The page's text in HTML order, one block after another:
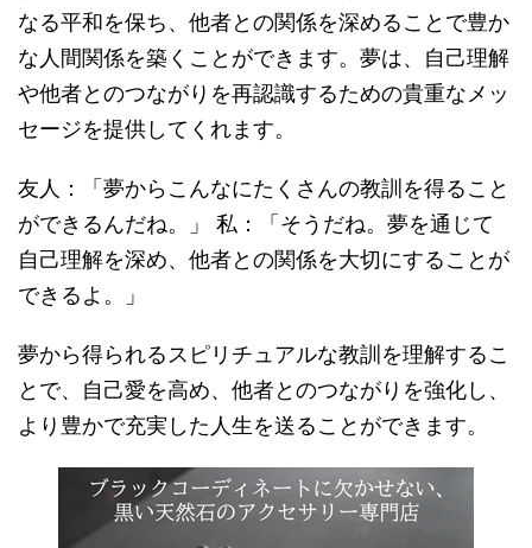
なる平和を保ち、他者との関係を深めることで豊か
な人間関係を築くことができます。夢は、自己理解
や他者とのつながりを再認識するための貴重なメッ
セージを提供してくれます。
友人：「夢からこんなにたくさんの教訓を得ること
ができるんだね。」 私：「そうだね。夢を通じて
自己理解を深め、他者との関係を大切にすることが
できるよ。」
夢から得られるスピリチュアルな教訓を理解するこ
とで、自己愛を高め、他者とのつながりを強化し、
より豊かで充実した人生を送ることができます。